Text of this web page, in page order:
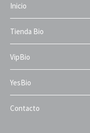
Inicio
Tienda Bio
VipBio
YesBio
Contacto